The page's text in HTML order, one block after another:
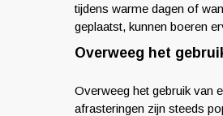
tijdens warme dagen of
geplaatst, kunnen boeren
Overweeg het
Overweeg het gebruik van
afrasteringen zijn steeds